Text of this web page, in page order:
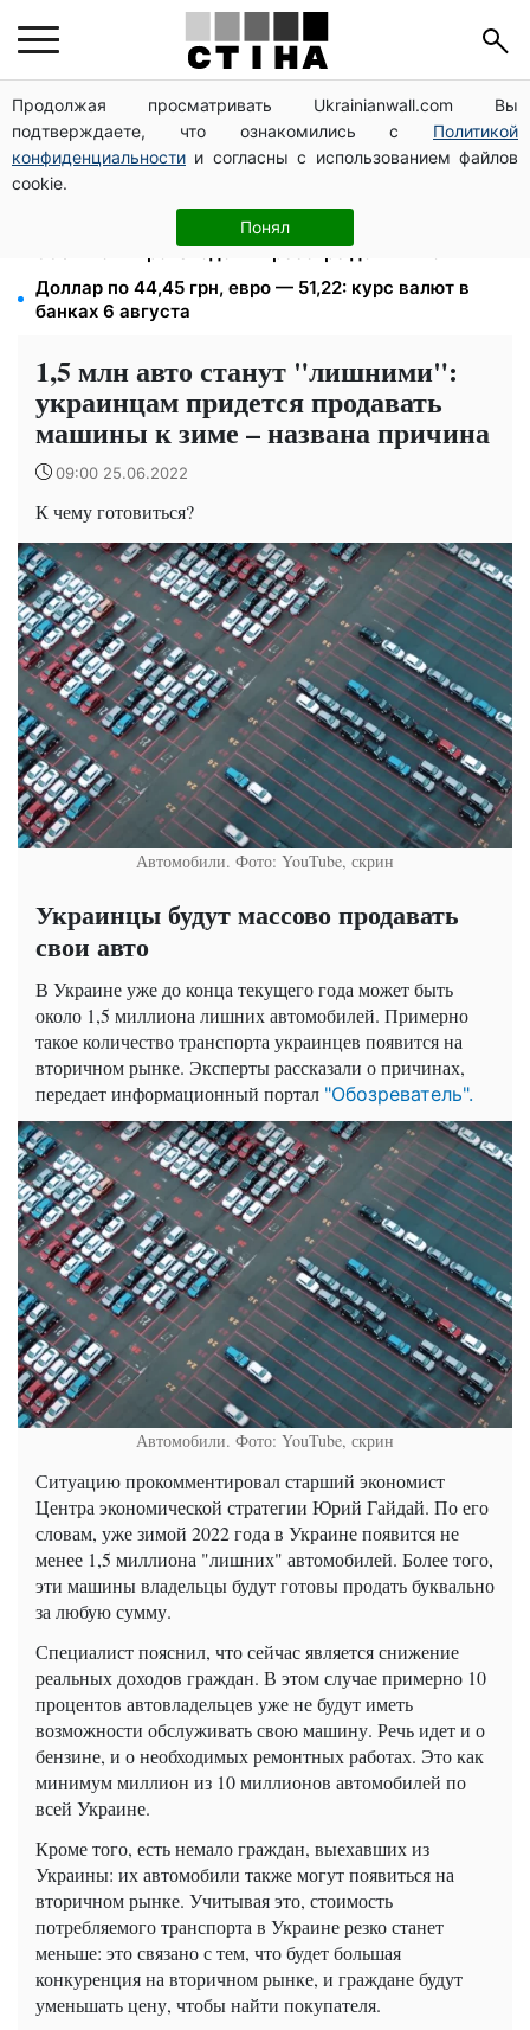
Продолжая просматривать Ukrainianwall.com Вы
подтверждаете, что ознакомились с Политикой
конфиденциальности и согласны с использованием файлов
cookie.
Понял
200+ тысяч в СЗЧ, миллионы в розыске: Федоров
раскрыл план реформы мобилизации и ТЦК
Помощь людям с инвалидностью I-II группы: DRC,
Acted и NP регистрируют дома на Херсонщине
113 млрд грн задолжали украинцы за коммуналку:
830 тысяч производств в реестре должников
Доллар по 44,45 грн, евро — 51,22: курс валют в
банках 6 августа
1,5 млн авто станут "лишними":
украинцам придется продавать
машины к зиме – названа причина
09:00 25.06.2022
К чему готовиться?
Автомобили. Фото: YouTube, скрин
Украинцы будут массово продавать
свои авто
В Украине уже до конца текущего года может быть
около 1,5 миллиона лишних автомобилей. Примерно
такое количество транспорта украинцев появится на
вторичном рынке. Эксперты рассказали о причинах,
передает информационный портал "Обозреватель".
Автомобили. Фото: YouTube, скрин
Ситуацию прокомментировал старший экономист
Центра экономической стратегии Юрий Гайдай. По его
словам, уже зимой 2022 года в Украине появится не
менее 1,5 миллиона "лишних" автомобилей. Более того,
эти машины владельцы будут готовы продать буквально
за любую сумму.
Специалист пояснил, что сейчас является снижение
реальных доходов граждан. В этом случае примерно 10
процентов автовладельцев уже не будут иметь
возможности обслуживать свою машину. Речь идет и о
бензине, и о необходимых ремонтных работах. Это как
минимум миллион из 10 миллионов автомобилей по
всей Украине.
Кроме того, есть немало граждан, выехавших из
Украины: их автомобили также могут появиться на
вторичном рынке. Учитывая это, стоимость
потребляемого транспорта в Украине резко станет
меньше: это связано с тем, что будет большая
конкуренция на вторичном рынке, и граждане будут
уменьшать цену, чтобы найти покупателя.